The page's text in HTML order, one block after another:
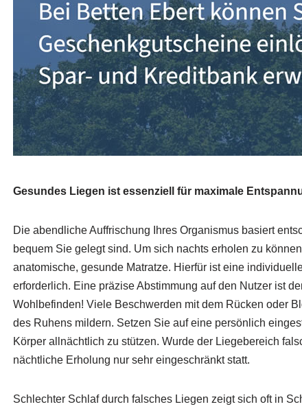
Gesundes Liegen ist essenziell für maximale
Die abendliche Auffrischung Ihres Organismus basiert
bequem Sie gelegt sind. Um sich nachts erholen zu
anatomische, gesunde Matratze. Hierfür ist eine
erforderlich. Eine präzise Abstimmung auf den Nutzer ist
Wohlbefinden! Viele Beschwerden mit dem Rücken oder
des Ruhens mildern. Setzen Sie auf eine persönlich
Körper allnächtlich zu stützen. Wurde der Liegebereich
nächtliche Erholung nur sehr eingeschränkt statt.
Schlechter Schlaf durch falsches Liegen zeigt sich oft in